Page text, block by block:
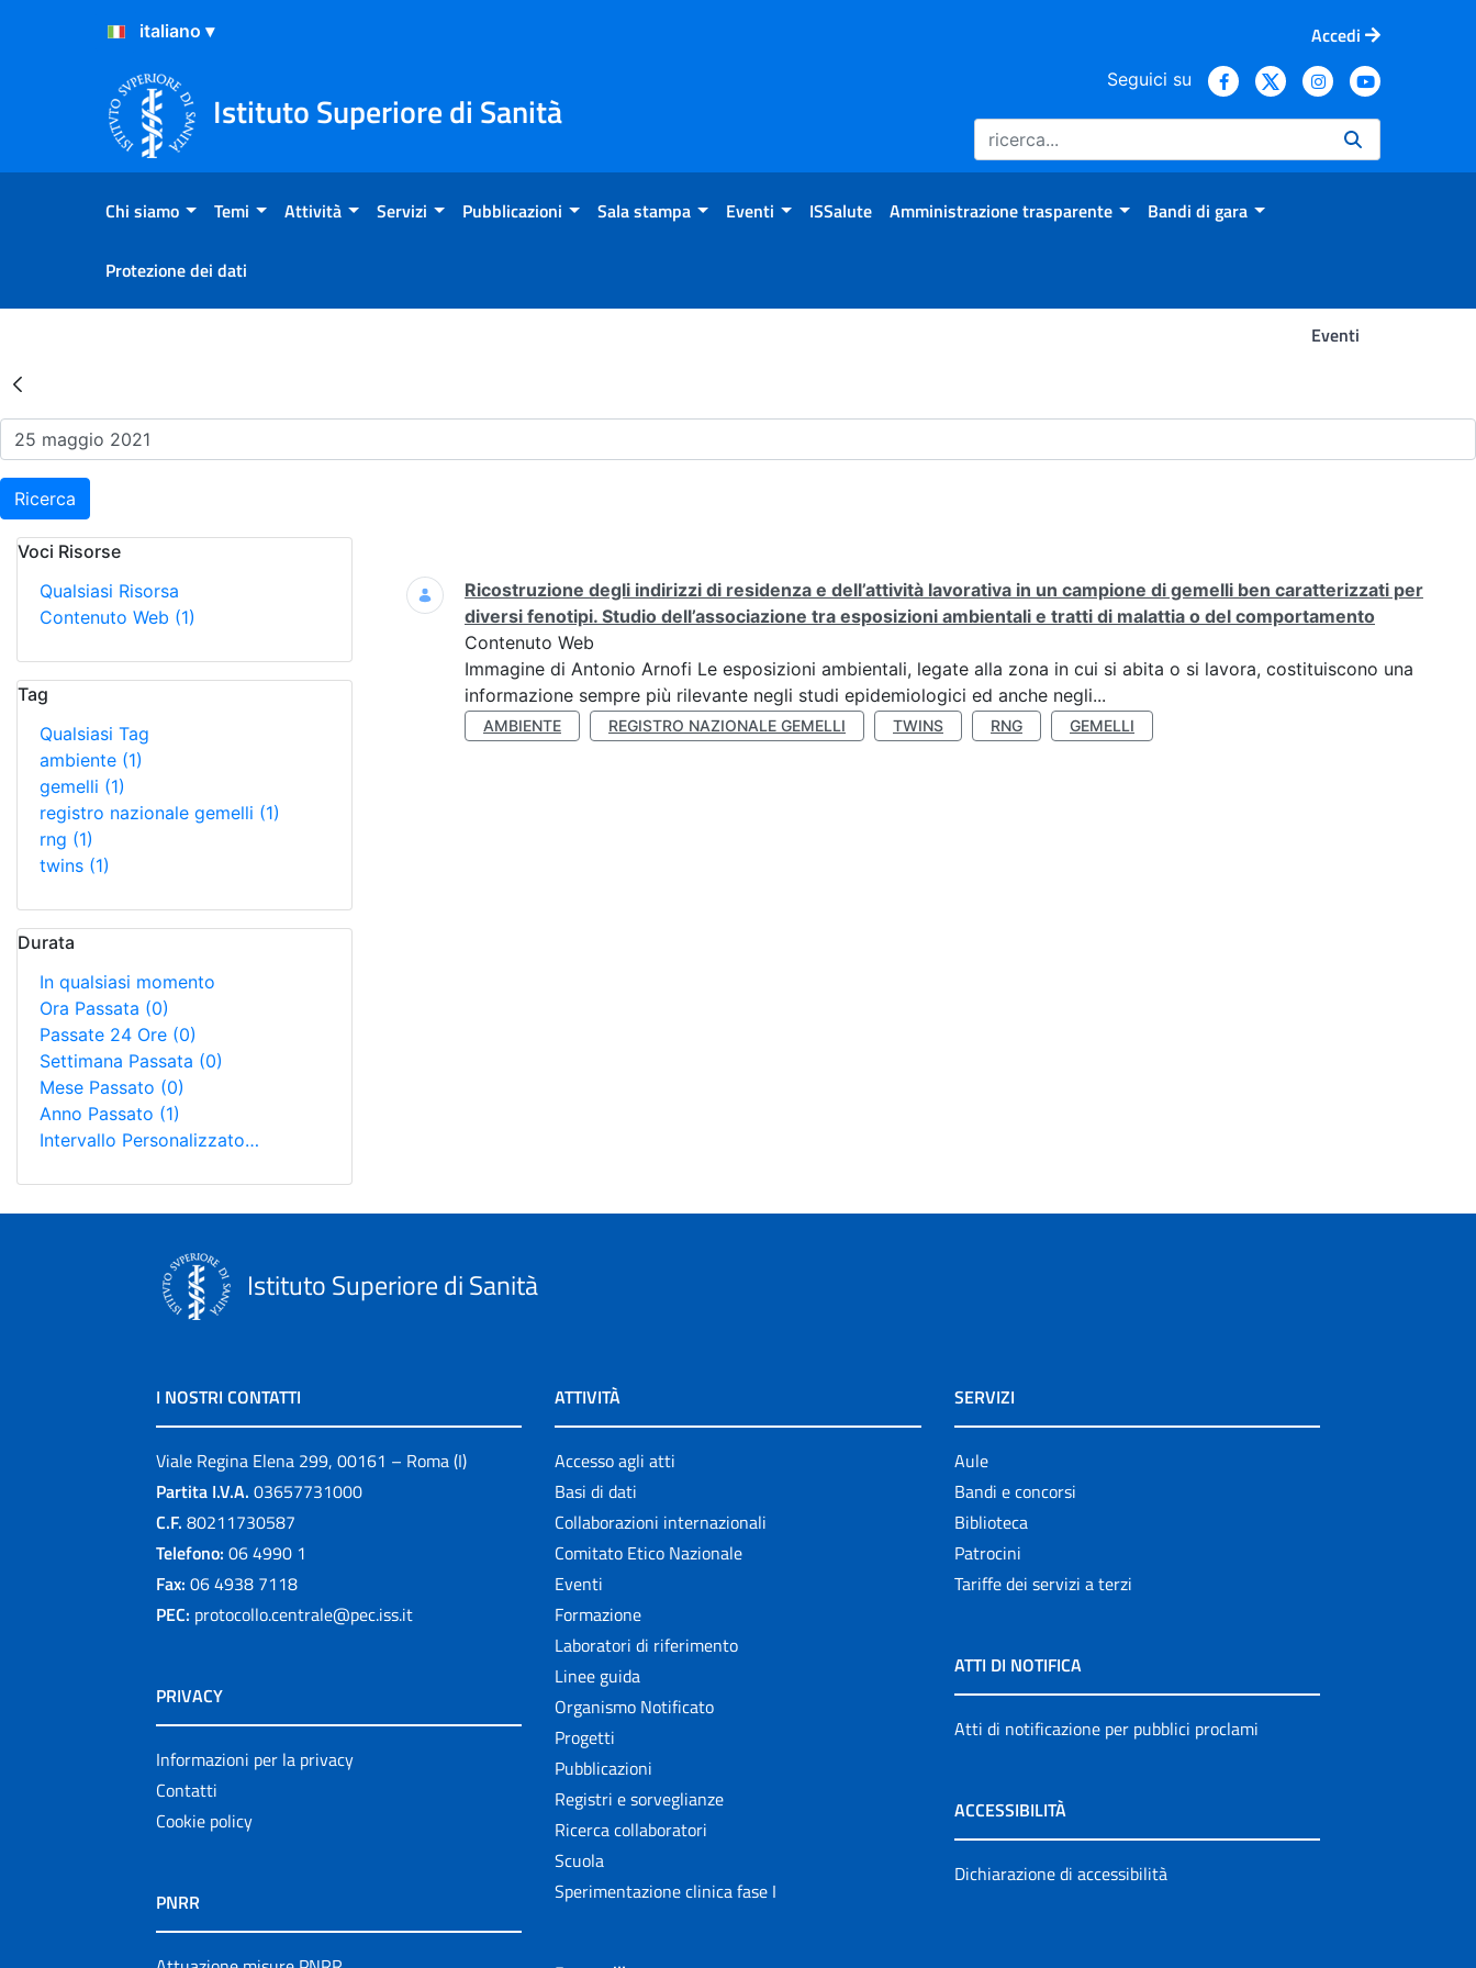
Salta al Contenuto
Salta al Footer
Accedi
Istituto Superiore di Sanità
Seguici su
Chi siamo Temi Attività Servizi Pubblicazioni Sala stampa Eventi ISSalute Amministrazione trasparente Bandi di gara
Protezione dei dati
Eventi
Risultati della Ricerca - Eventi
Ricerca
Voci Risorse
Qualsiasi Risorsa
Contenuto Web (1)
Tag
Qualsiasi Tag
ambiente (1)
gemelli (1)
registro nazionale gemelli (1)
rng (1)
twins (1)
Durata
In qualsiasi momento
Ora Passata (0)
Passate 24 Ore (0)
Settimana Passata (0)
Mese Passato (0)
Anno Passato (1)
Intervallo Personalizzato…
Ricerca
Ricostruzione degli indirizzi di residenza e dell’attività lavorativa in un campione di gemelli ben caratterizzati per
diversi fenotipi. Studio dell’associazione tra esposizioni ambientali e tratti di malattia o del comportamento
Contenuto Web
Immagine di Antonio Arnofi Le esposizioni ambientali, legate alla zona in cui si abita o si lavora, costituiscono una
informazione sempre più rilevante negli studi epidemiologici ed anche negli...
AMBIENTE REGISTRO NAZIONALE GEMELLI TWINS RNG GEMELLI
Istituto Superiore di Sanità
I NOSTRI CONTATTI
Viale Regina Elena 299, 00161 – Roma (I)
Partita I.V.A. 03657731000
C.F. 80211730587
Telefono: 06 4990 1
Fax: 06 4938 7118
PEC: protocollo.centrale@pec.iss.it
PRIVACY
Informazioni per la privacy
Contatti
Cookie policy
PNRR
ATTIVITÀ
Accesso agli atti
Basi di dati
Collaborazioni internazionali
Comitato Etico Nazionale
Eventi
Formazione
Laboratori di riferimento
Linee guida
Organismo Notificato
Progetti
Pubblicazioni
Registri e sorveglianze
Ricerca collaboratori
Scuola
Sperimentazione clinica fase I
SERVIZI
Aule
Bandi e concorsi
Biblioteca
Patrocini
Tariffe dei servizi a terzi
ATTI DI NOTIFICA
Atti di notificazione per pubblici proclami
ACCESSIBILITÀ
Dichiarazione di accessibilità